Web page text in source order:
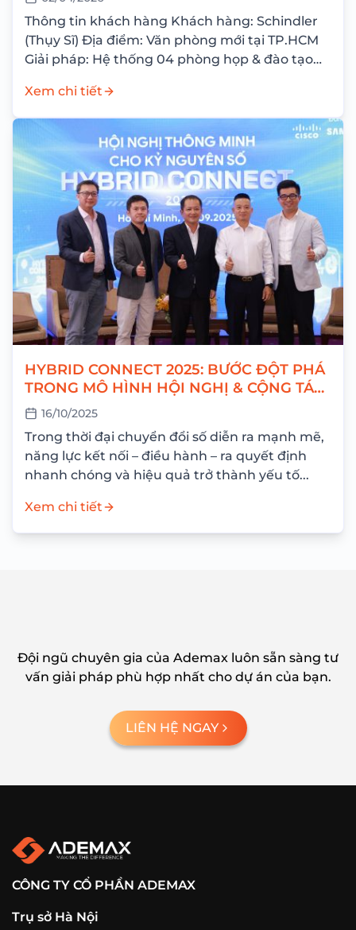
IDEAHUB S2
Thông tin khách hàng Khách hàng: Schindler
(Thụy Sĩ) Địa điểm: Văn phòng mới tại TP.HCM
Giải pháp: Hệ thống 04 phòng họp & đào tạo
Xem chi tiết
HYBRID CONNECT 2025: BƯỚC ĐỘT PHÁ
TRONG MÔ HÌNH HỘI NGHỊ & CỘNG TÁC
TOÀN CẦU
16/10/2025
Trong thời đại chuyển đổi số diễn ra mạnh mẽ,
năng lực kết nối – điều hành – ra quyết định
nhanh chóng và hiệu quả trở thành yếu tố...
Xem chi tiết
Đội ngũ chuyên gia của Ademax luôn sẵn sàng tư
vấn giải pháp phù hợp nhất cho dự án của bạn.
LIÊN HỆ NGAY
CÔNG TY CỔ PHẦN ADEMAX
Trụ sở Hà Nội